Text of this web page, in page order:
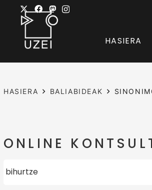
HASIERA
HASIERA BALIABIDEAK
ONLINE